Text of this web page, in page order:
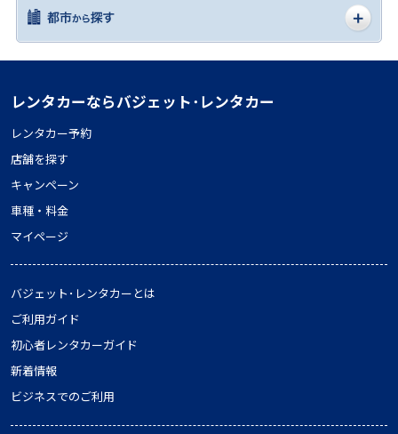
レンタカーならバジェット･レンタカー
レンタカー予約
店舗を探す
キャンペーン
車種・料金
マイページ
バジェット･レンタカーとは
ご利用ガイド
初心者レンタカーガイド
新着情報
ビジネスでのご利用